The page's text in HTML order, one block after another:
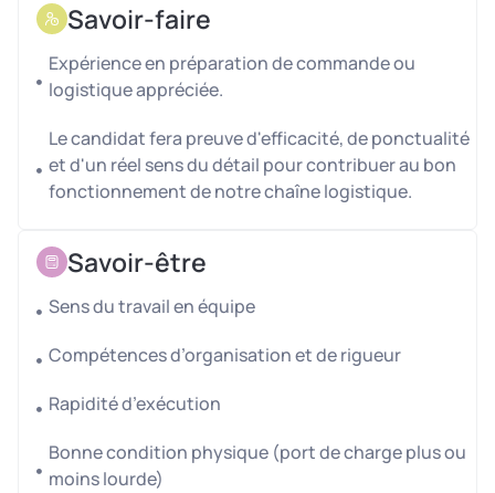
propose une large gamme de produits de saison en
provenance d’agriculteurs et producteurs partenaires.
Missions proposées
Nous recherchons un préparateur de commandes
motivé et organisé pour rejoindre notre équipe. A ce
poste, vous serez un acteur clé dans la gestion efficace
distribution.
Responsabilités :
– Assurer la préparation des commandes clients (GMS,
délais et de la qualité produit.
– Réception des bons de commandes, contrôle des
– Constitution et filmage des palettes
Savoir-faire
Expérience en préparation de commande ou
logistique appréciée.
Le candidat fera preuve d'efficacité, de ponctualité
et d'un réel sens du détail pour contribuer au bon
fonctionnement de notre chaîne logistique.
Savoir-être
Sens du travail en équipe
Compétences d’organisation et de rigueur
Rapidité d’exécution
Bonne condition physique (port de charge plus ou
moins lourde)